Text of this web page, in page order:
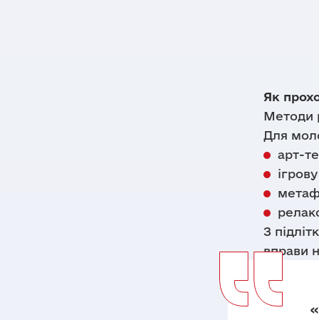
Як
Методи
Для
арт-
З
вправи